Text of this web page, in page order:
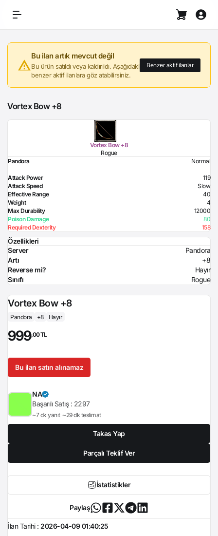
Bu ilan artık mevcut değil
Bu ürün satıldı veya kaldırıldı. Aşağıdaki
benzer aktif ilanlara göz atabilirsiniz.
Benzer aktif ilanlar
Vortex Bow +8
Vortex Bow +8
Rogue
Pandora
Normal
Attack Power
119
Attack Speed
Slow
Effective Range
40
Weight
4
Max Durability
12000
Poison Damage
80
Required Dexterity
158
Özellikleri
Server
Pandora
Artı
+8
Reverse mi?
Hayır
Sınıfı
Rogue
Vortex Bow +8
Pandora +8 Hayır
999,00 TL
Bu ilan satın alınamaz
NA
Başarılı Satış : 2297
~7 dk yanıt ~29 dk teslimat
Takas Yap
Parçalı Teklif Ver
İstatistikler
Paylaş
İlan Tarihi : 2026-04-09 01:40:25